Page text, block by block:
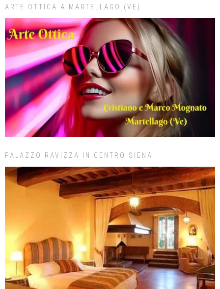
ARTE OTTICA A MARTELLAGO (VE)
PALAZZO RAVIZZA IN CENTRO SIENA